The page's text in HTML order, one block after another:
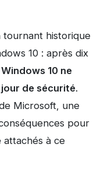
tournant historique
10 : après dix
Windows 10 ne
jour de sécurité.
Microsoft, une
pour
attachés à ce